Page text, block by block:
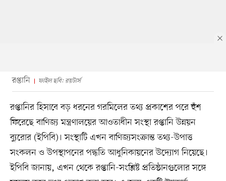
রপ্তানি ফাইল ছবি: রয়টার্স
রপ্তানির হিসাবে বড় ধরনের গরমিলের তথ্য প্রকাশের পরে হুঁশ
ফিরেছে বাণিজ্য মন্ত্রণালয়ের আওতাধীন সংস্থা রপ্তানি উন্নয়ন
ব্যুরোর (ইপিবি)। সংস্থাটি এখন বাণিজ্যসংক্রান্ত তথ্য-উপাত্ত
সংকলন ও উপস্থাপনের পদ্ধতি আধুনিকায়নের উদ্যোগ নিয়েছে।
ইপিবি জানায়, এখন থেকে রপ্তানি-সংশ্লিষ্ট প্রতিষ্ঠানগুলোর সঙ্গে